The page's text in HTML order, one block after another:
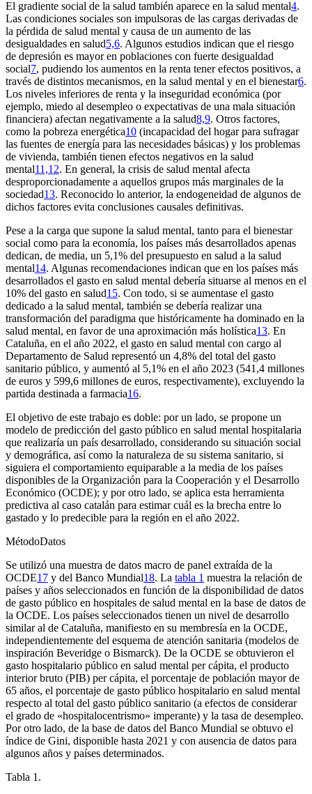
El gradiente social de la salud también aparece en la salud mental4.
Las condiciones sociales son impulsoras de las cargas derivadas de
la pérdida de salud mental y causa de un aumento de las
desigualdades en salud5,6. Algunos estudios indican que el riesgo
de depresión es mayor en poblaciones con fuerte desigualdad
social7, pudiendo los aumentos en la renta tener efectos positivos, a
través de distintos mecanismos, en la salud mental y en el bienestar6.
Los niveles inferiores de renta y la inseguridad económica (por
ejemplo, miedo al desempleo o expectativas de una mala situación
financiera) afectan negativamente a la salud8,9. Otros factores,
como la pobreza energética10 (incapacidad del hogar para sufragar
las fuentes de energía para las necesidades básicas) y los problemas
de vivienda, también tienen efectos negativos en la salud
mental11,12. En general, la crisis de salud mental afecta
desproporcionadamente a aquellos grupos más marginales de la
sociedad13. Reconocido lo anterior, la endogeneidad de algunos de
dichos factores evita conclusiones causales definitivas.
Pese a la carga que supone la salud mental, tanto para el bienestar
social como para la economía, los países más desarrollados apenas
dedican, de media, un 5,1% del presupuesto en salud a la salud
mental14. Algunas recomendaciones indican que en los países más
desarrollados el gasto en salud mental debería situarse al menos en el
10% del gasto en salud15. Con todo, si se aumentase el gasto
dedicado a la salud mental, también se debería realizar una
transformación del paradigma que históricamente ha dominado en la
salud mental, en favor de una aproximación más holística13. En
Cataluña, en el año 2022, el gasto en salud mental con cargo al
Departamento de Salud representó un 4,8% del total del gasto
sanitario público, y aumentó al 5,1% en el año 2023 (541,4 millones
de euros y 599,6 millones de euros, respectivamente), excluyendo la
partida destinada a farmacia16.
El objetivo de este trabajo es doble: por un lado, se propone un
modelo de predicción del gasto público en salud mental hospitalaria
que realizaría un país desarrollado, considerando su situación social
y demográfica, así como la naturaleza de su sistema sanitario, si
siguiera el comportamiento equiparable a la media de los países
disponibles de la Organización para la Cooperación y el Desarrollo
Económico (OCDE); y por otro lado, se aplica esta herramienta
predictiva al caso catalán para estimar cuál es la brecha entre lo
gastado y lo predecible para la región en el año 2022.
MétodoDatos
Se utilizó una muestra de datos macro de panel extraída de la
OCDE17 y del Banco Mundial18. La tabla 1 muestra la relación de
países y años seleccionados en función de la disponibilidad de datos
de gasto público en hospitales de salud mental en la base de datos de
la OCDE. Los países seleccionados tienen un nivel de desarrollo
similar al de Cataluña, manifiesto en su membresía en la OCDE,
independientemente del esquema de atención sanitaria (modelos de
inspiración Beveridge o Bismarck). De la OCDE se obtuvieron el
gasto hospitalario público en salud mental per cápita, el producto
interior bruto (PIB) per cápita, el porcentaje de población mayor de
65 años, el porcentaje de gasto público hospitalario en salud mental
respecto al total del gasto público sanitario (a efectos de considerar
el grado de «hospitalocentrismo» imperante) y la tasa de desempleo.
Por otro lado, de la base de datos del Banco Mundial se obtuvo el
índice de Gini, disponible hasta 2021 y con ausencia de datos para
algunos años y países determinados.
Tabla 1.